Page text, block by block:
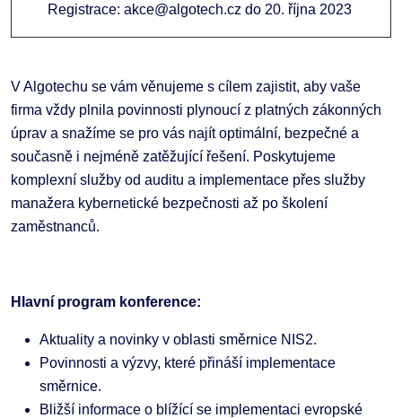
Registrace: akce@algotech.cz do 20. října 2023
V Algotechu se vám věnujeme s cílem zajistit, aby vaše
firma vždy plnila povinnosti plynoucí z platných zákonných
úprav a snažíme se pro vás najít optimální, bezpečné a
současně i nejméně zatěžující řešení. Poskytujeme
komplexní služby od auditu a implementace přes služby
manažera kybernetické bezpečnosti až po školení
zaměstnanců.
Hlavní program konference:
Aktuality a novinky v oblasti směrnice NIS2.
Povinnosti a výzvy, které přináší implementace
směrnice.
Bližší informace o blížící se implementaci evropské